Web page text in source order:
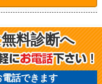
料診断へ
話できます